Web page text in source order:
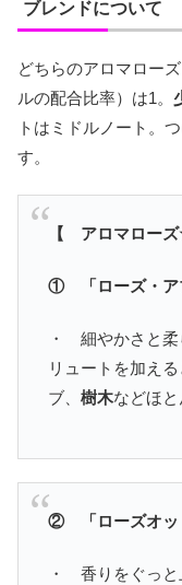
ブレンドについて
どちらのアロマロー
ルの配合比率）は1。
トはミドルノート。
す。
【 アロマロー
① 「ローズ・ア
・ 細やかさと柔
リュートを加える
ブ、 樹木などほ
② 「ローズオッ
・ 香りをぐっと